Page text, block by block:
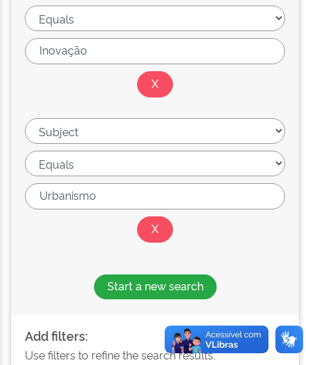
Start a new search
Add filters:
Use filters to refine the search results.